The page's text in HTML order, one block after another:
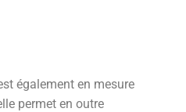
également en mesure
permet en outre